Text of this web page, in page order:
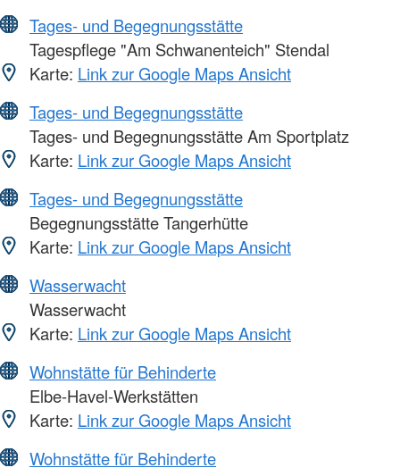
Tages- und Begegnungsstätte
Tagespflege "Am Schwanenteich" Stendal
Karte: Link zur Google Maps Ansicht
Tages- und Begegnungsstätte
Tages- und Begegnungsstätte Am Sportplatz
Karte: Link zur Google Maps Ansicht
Tages- und Begegnungsstätte
Begegnungsstätte Tangerhütte
Karte: Link zur Google Maps Ansicht
Wasserwacht
Wasserwacht
Karte: Link zur Google Maps Ansicht
Wohnstätte für Behinderte
Elbe-Havel-Werkstätten
Karte: Link zur Google Maps Ansicht
Wohnstätte für Behinderte